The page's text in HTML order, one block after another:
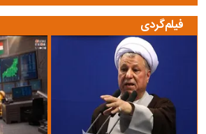
فیلم‌گردی